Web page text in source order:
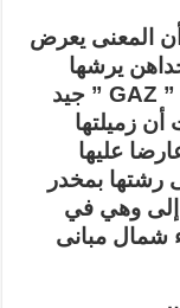
المعنى يعرض
يرشها
GAZ ” جيد
زميلتها
عليها
رشتها بمخدر
إلى وهي في
شمال مبانى